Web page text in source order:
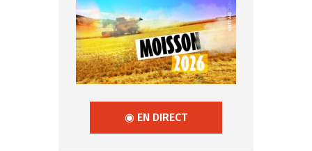
◉ EN DIRECT